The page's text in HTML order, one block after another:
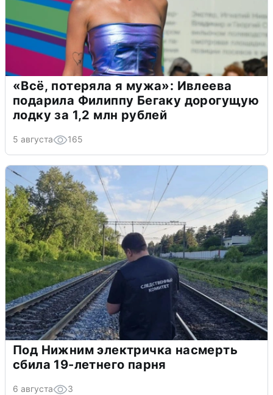
«Всё, потеряла я мужа»: Ивлеева
подарила Филиппу Бегаку дорогущую
лодку за 1,2 млн рублей
5 августа 165
Под Нижним электричка насмерть
сбила 19-летнего парня
6 августа 3